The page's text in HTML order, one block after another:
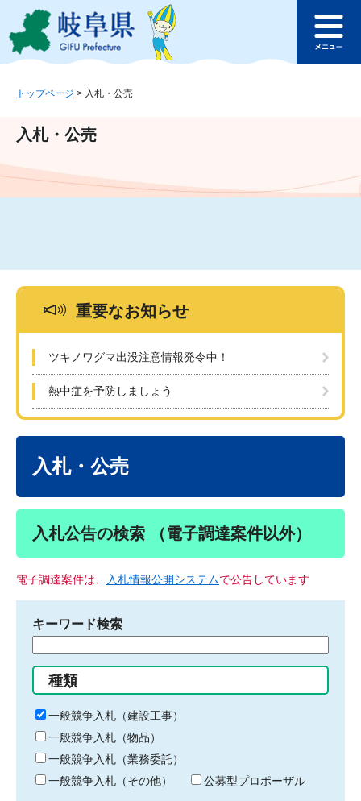
ジ
ュ
文
このページの本文へ
ュ
トップページ > 入札・公売
入札・公売
重要なお知らせ
ツキノワグマ出没注意情報発令中！
熱中症を予防しましょう
入札・公売
入札公告の検索 （電子調達案件以外）
電子調達案件は、 入札情報公開システムで公告しています
キーワード検索
る
キ
ー
ワ
ー
ド
種類
一般競争入札（建設工事）
一般競争入札（物品）
一般競争入札（業務委託）
一般競争入札（その他）
公募型プロポーザル